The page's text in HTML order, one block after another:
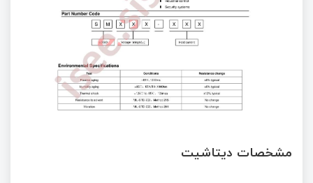
مشخصات دیتاشیت